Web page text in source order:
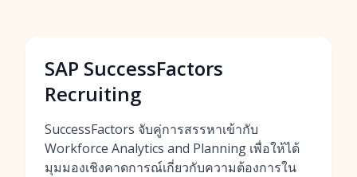
SAP SuccessFactors
Recruiting
SuccessFactors จับคู่การสรรหาเข้ากับ
Workforce Analytics and Planning เพื่อให้ได้
มุมมองเชิงคาดการณ์เกี่ยวกับความต้องการใน